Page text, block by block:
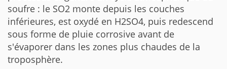
soufre : le SO2 monte depuis les couches
inférieures, est oxydé en H2SO4, puis redescend
sous forme de pluie corrosive avant de
s'évaporer dans les zones plus chaudes de la
troposphère.